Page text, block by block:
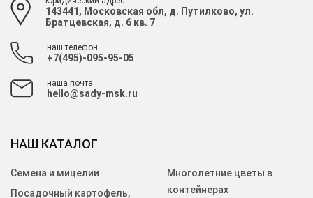
143441, Московская обл, д. Путилково, ул.
Братцевская, д. 6 кв. 7
наш телефон
+7(495)-095-95-05
наша почта
hello@sady-msk.ru
НАШ КАТАЛОГ
Семена и мицелии
Посадочный картофель,
Многолетние цветы в
контейнерах